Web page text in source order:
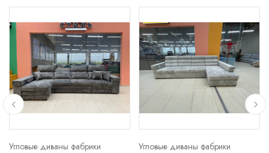
Угловые диваны фабрики
Угловые диваны фабрики